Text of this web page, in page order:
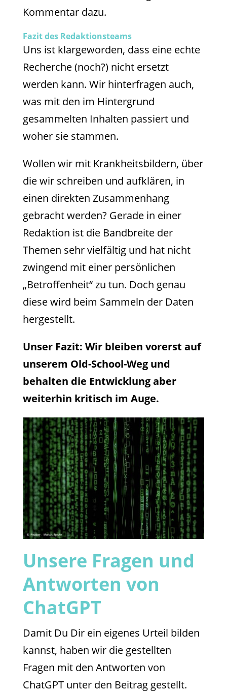
Kommentar dazu.
Fazit des Redaktionsteams
Uns ist klargeworden, dass eine echte
Recherche (noch?) nicht ersetzt
werden kann. Wir hinterfragen auch,
was mit den im Hintergrund
gesammelten Inhalten passiert und
woher sie stammen.
Wollen wir mit Krankheitsbildern, über
die wir schreiben und aufklären, in
einen direkten Zusammenhang
gebracht werden? Gerade in einer
Redaktion ist die Bandbreite der
Themen sehr vielfältig und hat nicht
zwingend mit einer persönlichen
„Betroffenheit“ zu tun. Doch genau
diese wird beim Sammeln der Daten
hergestellt.
Unser Fazit: Wir bleiben vorerst auf
unserem Old-School-Weg und
behalten die Entwicklung aber
weiterhin kritisch im Auge.
Unsere Fragen und
Antworten von
ChatGPT
Damit Du Dir ein eigenes Urteil bilden
kannst, haben wir die gestellten
Fragen mit den Antworten von
ChatGPT unter den Beitrag gestellt.